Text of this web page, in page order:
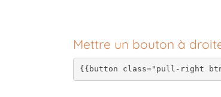
Mettre un bouton à